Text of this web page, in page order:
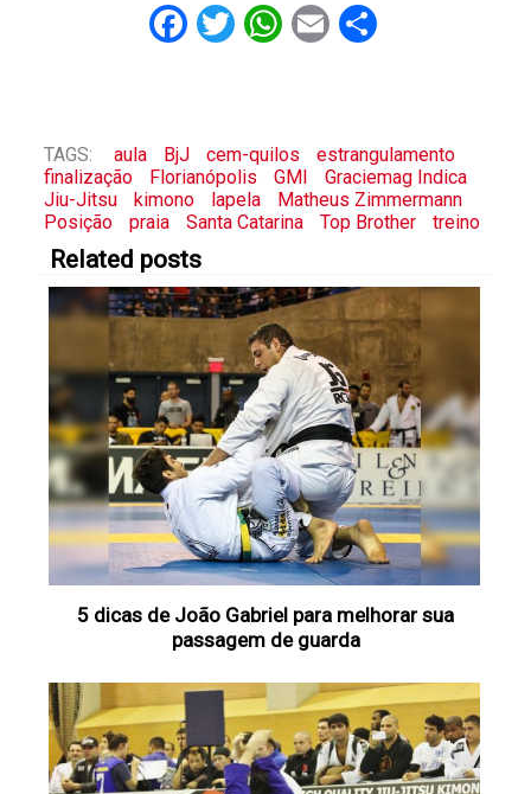
Facebook
Twitter
WhatsApp
EmailShare
TAGS: aula BjJ cem-quilos
estrangulamento
finalização
Florianópolis GMI
Graciemag Indica
Jiu-Jitsu
kimono lapela
Matheus Zimmermann
Posição
praia Santa Catarina Top Brother treino
Related posts
5 dicas de João Gabriel para melhorar sua
passagem de guarda